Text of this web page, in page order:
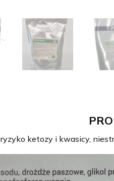
ryzyko ketozy i kwasicy,